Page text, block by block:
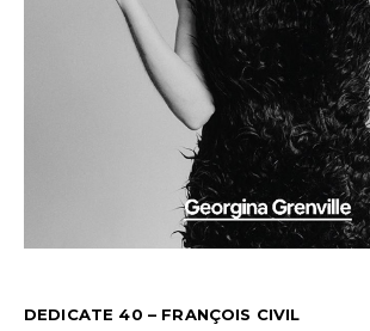
DEDICATE 40 – FRANÇOIS CIVIL